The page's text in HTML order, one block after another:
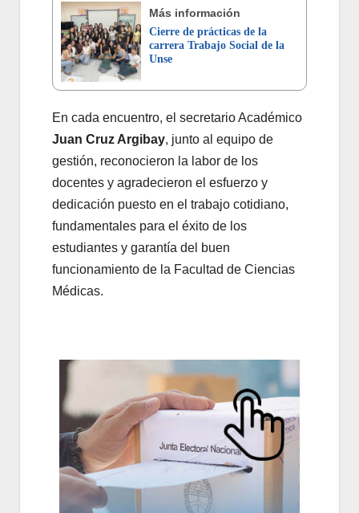
Más información
Cierre de prácticas de la
carrera Trabajo Social de la
Unse
En cada encuentro, el secretario Académico
Juan Cruz Argibay, junto al equipo de
gestión, reconocieron la labor de los
docentes y agradecieron el esfuerzo y
dedicación puesto en el trabajo cotidiano,
fundamentales para el éxito de los
estudiantes y garantía del buen
funcionamiento de la Facultad de Ciencias
Médicas.